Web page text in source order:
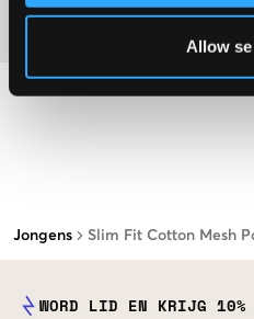
Allow
Jongens Slim Fit Cotton Mesh
WORD LID EN KRIJG 10%